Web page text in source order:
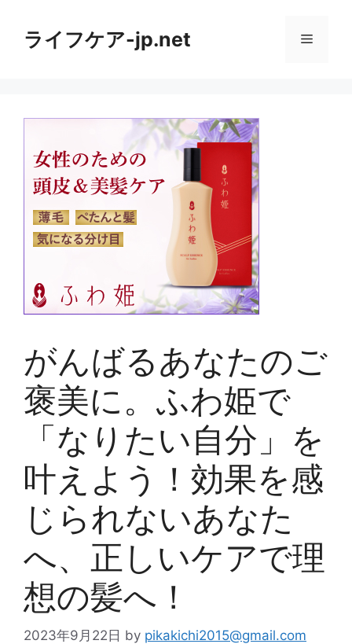
ライフケア-jp.net メ
がんばるあなたのご
褒美に。ふわ姫で
「なりたい自分」を
叶えよう！効果を感
じられないあなた
へ、正しいケアで理
想の髪へ！
2023年9月22日 by pikakichi2015@gmail.com